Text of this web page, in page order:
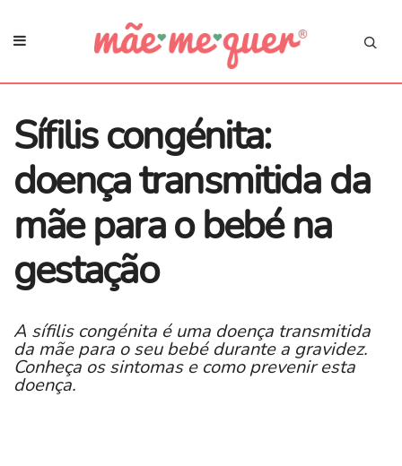
Sífilis congénita:
doença transmitida da
mãe para o bebé na
gestação
A sífilis congénita é uma doença transmitida
da mãe para o seu bebé durante a gravidez.
Conheça os sintomas e como prevenir esta
doença.